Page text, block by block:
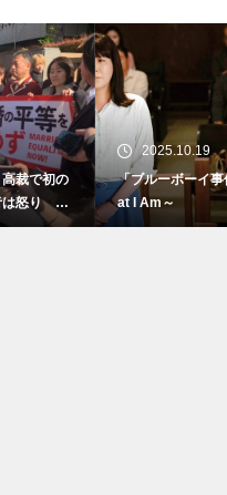
2025.10.19
「ブルーボーイ事件」 ～I Am Wh
at I Am～